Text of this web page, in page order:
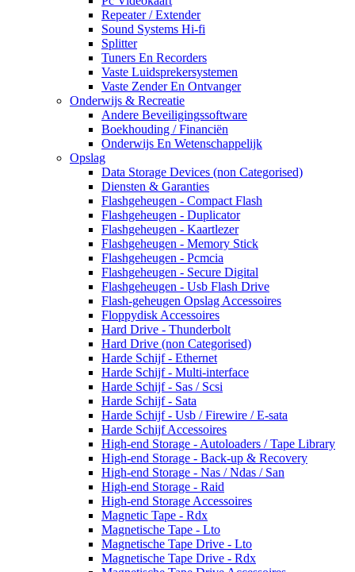
Repeater / Extender
Sound Systems Hi-fi
Splitter
Tuners En Recorders
Vaste Luidsprekersystemen
Vaste Zender En Ontvanger
Onderwijs & Recreatie
Andere Beveiligingssoftware
Boekhouding / Financiën
Onderwijs En Wetenschappelijk
Opslag
Data Storage Devices (non Categorised)
Diensten & Garanties
Flashgeheugen - Compact Flash
Flashgeheugen - Duplicator
Flashgeheugen - Kaartlezer
Flashgeheugen - Memory Stick
Flashgeheugen - Pcmcia
Flashgeheugen - Secure Digital
Flashgeheugen - Usb Flash Drive
Flash-geheugen Opslag Accessoires
Floppydisk Accessoires
Hard Drive - Thunderbolt
Hard Drive (non Categorised)
Harde Schijf - Ethernet
Harde Schijf - Multi-interface
Harde Schijf - Sas / Scsi
Harde Schijf - Sata
Harde Schijf - Usb / Firewire / E-sata
Harde Schijf Accessoires
High-end Storage - Autoloaders / Tape Library
High-end Storage - Back-up & Recovery
High-end Storage - Nas / Ndas / San
High-end Storage - Raid
High-end Storage Accessoires
Magnetic Tape - Rdx
Magnetische Tape - Lto
Magnetische Tape Drive - Lto
Magnetische Tape Drive - Rdx